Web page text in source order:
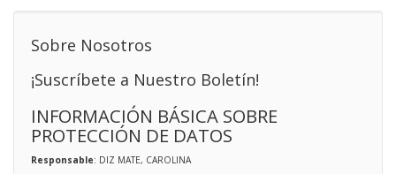
Sobre Nosotros
¡Suscríbete a Nuestro Boletín!
INFORMACIÓN BÁSICA SOBRE
PROTECCIÓN DE DATOS
Responsable: DIZ MATE, CAROLINA